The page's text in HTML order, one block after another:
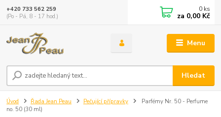
Menu
Hledat
+420 733 562 259
(Po - Pá, 8 - 17 hod.)
0 ks
za 0,00 Kč
Úvod Řada Jean Peau Pečující přípravky
Parfémy Nr. 50 - Perfume
no. 50 (30 ml)